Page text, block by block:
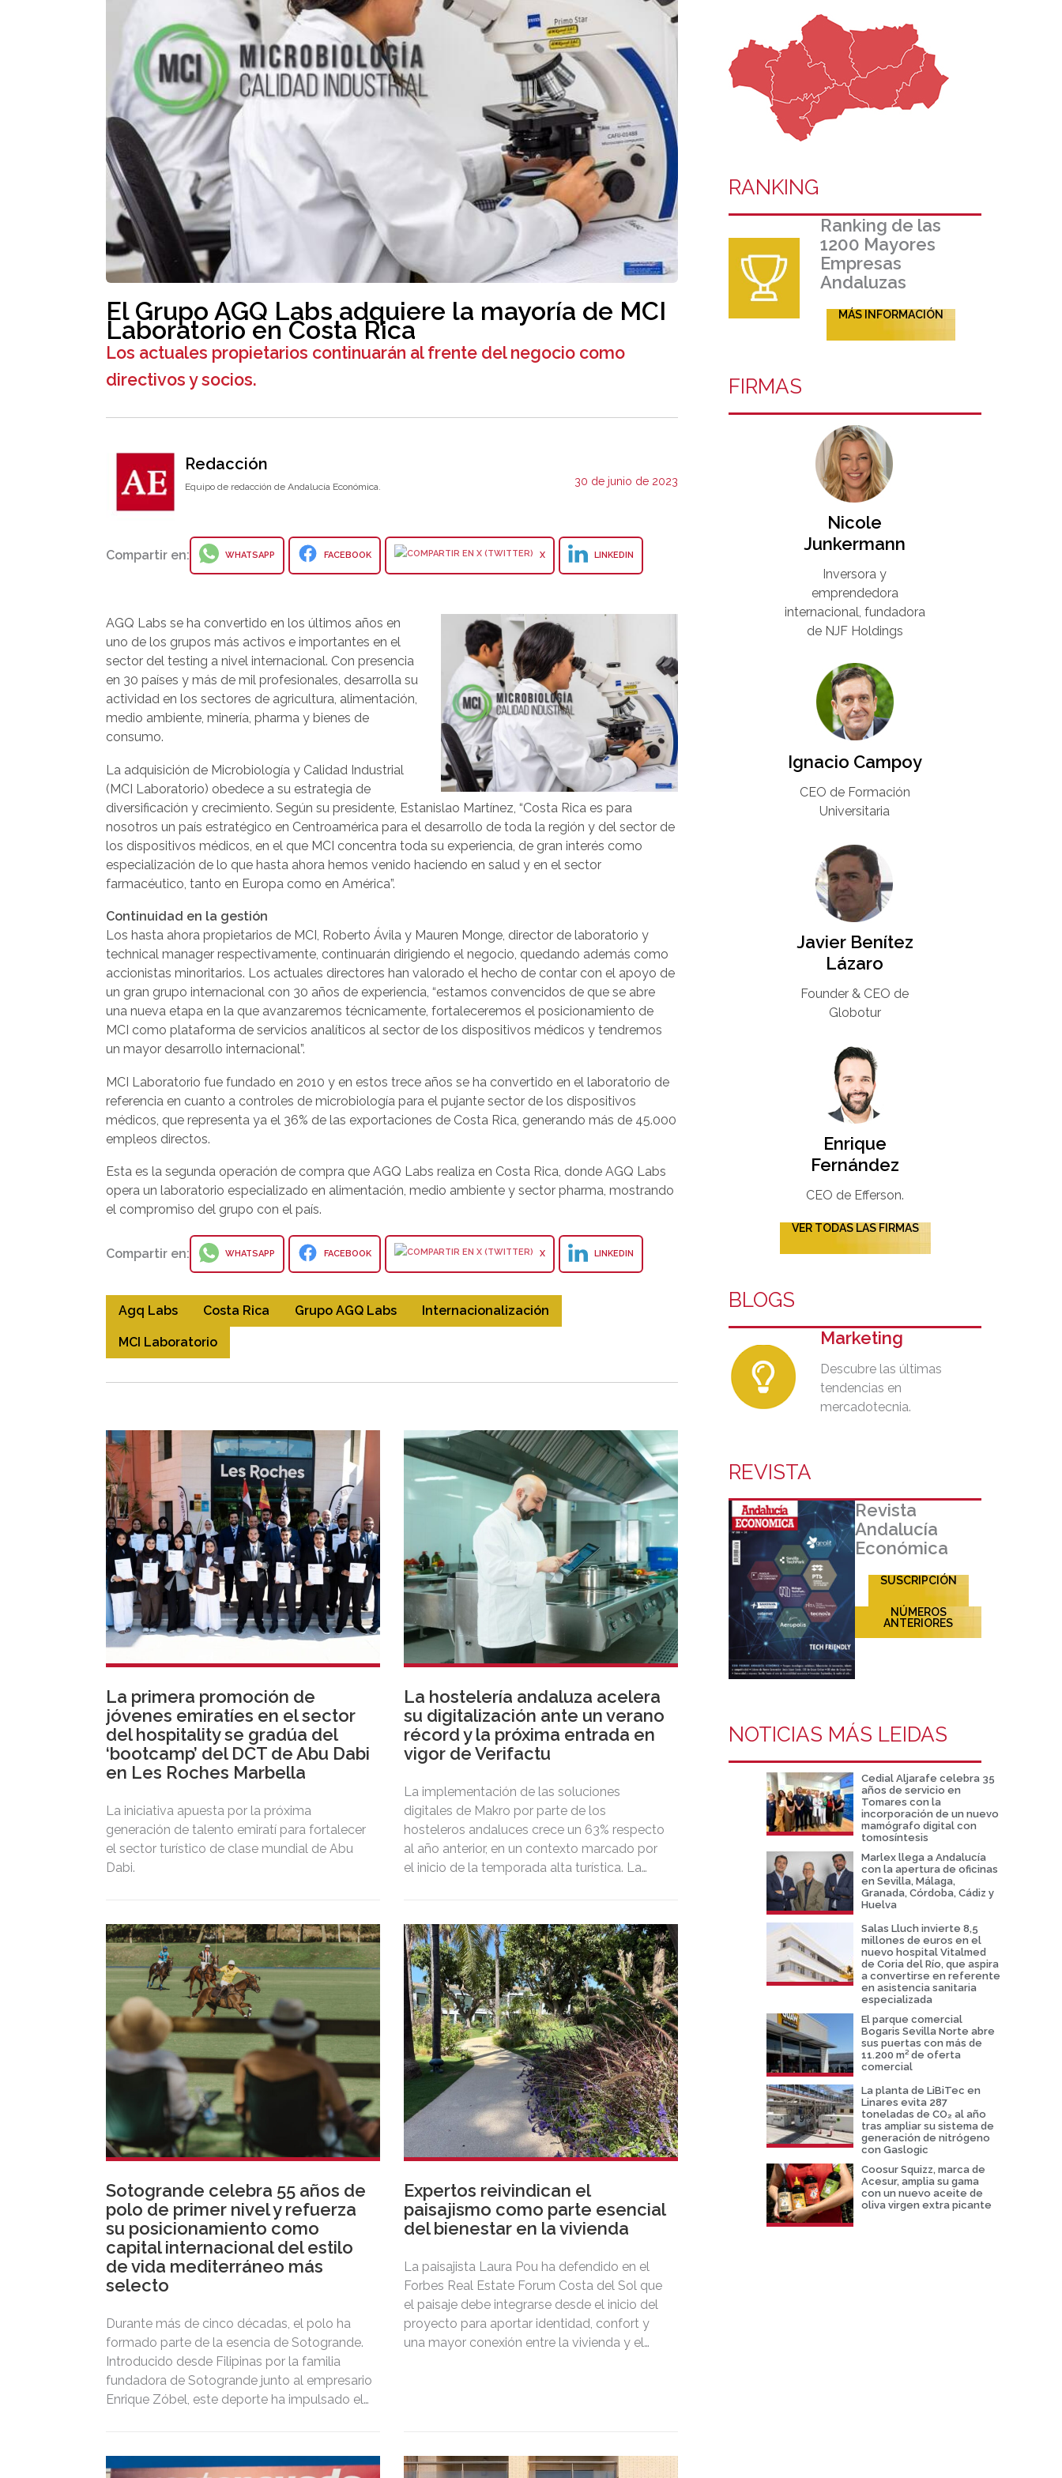
El Grupo AGQ Labs adquiere la mayoría de MCI
Laboratorio en Costa Rica
Los actuales propietarios continuarán al frente del negocio como
directivos y socios.
Redacción
Equipo de redacción de Andalucía Económica. 30 de junio de 2023
Compartir en: WHATSAPP FACEBOOK X LINKEDIN
AGQ Labs se ha convertido en los últimos años en
uno de los grupos más activos e importantes en el
sector del testing a nivel internacional. Con presencia
en 30 países y más de mil profesionales, desarrolla su
actividad en los sectores de agricultura, alimentación,
medio ambiente, minería, pharma y bienes de
consumo.
La adquisición de Microbiología y Calidad Industrial
(MCI Laboratorio) obedece a su estrategia de
diversificación y crecimiento. Según su presidente, Estanislao Martínez, “Costa Rica es para
nosotros un país estratégico en Centroamérica para el desarrollo de toda la región y del sector de
los dispositivos médicos, en el que MCI concentra toda su experiencia, de gran interés como
especialización de lo que hasta ahora hemos venido haciendo en salud y en el sector
farmacéutico, tanto en Europa como en América”.
Continuidad en la gestión
Los hasta ahora propietarios de MCI, Roberto Ávila y Mauren Monge, director de laboratorio y
technical manager respectivamente, continuarán dirigiendo el negocio, quedando además como
accionistas minoritarios. Los actuales directores han valorado el hecho de contar con el apoyo de
un gran grupo internacional con 30 años de experiencia, “estamos convencidos de que se abre
una nueva etapa en la que avanzaremos técnicamente, fortaleceremos el posicionamiento de
MCI como plataforma de servicios analíticos al sector de los dispositivos médicos y tendremos
un mayor desarrollo internacional”.
MCI Laboratorio fue fundado en 2010 y en estos trece años se ha convertido en el laboratorio de
referencia en cuanto a controles de microbiología para el pujante sector de los dispositivos
médicos, que representa ya el 36% de las exportaciones de Costa Rica, generando más de 45.000
empleos directos.
Esta es la segunda operación de compra que AGQ Labs realiza en Costa Rica, donde AGQ Labs
opera un laboratorio especializado en alimentación, medio ambiente y sector pharma, mostrando
el compromiso del grupo con el país.
Compartir en: WHATSAPP FACEBOOK X LINKEDIN
Agq Labs Costa Rica Grupo AGQ Labs Internacionalización
MCI Laboratorio
La primera promoción de
jóvenes emiratíes en el sector
del hospitality se gradúa del
‘bootcamp’ del DCT de Abu Dabi
en Les Roches Marbella
La iniciativa apuesta por la próxima
generación de talento emiratí para fortalecer
el sector turístico de clase mundial de Abu
Dabi.
La hostelería andaluza acelera
su digitalización ante un verano
récord y la próxima entrada en
vigor de Verifactu
La implementación de las soluciones
digitales de Makro por parte de los
hosteleros andaluces crece un 63% respecto
al año anterior, en un contexto marcado por
el inicio de la temporada alta turística. La
multiplicado por tres, mostrando la
preparación del sector ante la normativa que
entrará en vigor en 2027.
Sotogrande celebra 55 años de
polo de primer nivel y refuerza
su posicionamiento como
capital internacional del estilo
de vida mediterráneo más
selecto
Durante más de cinco décadas, el polo ha
formado parte de la esencia de Sotogrande.
Introducido desde Filipinas por la familia
fundadora de Sotogrande junto al empresario
Enrique Zóbel, este deporte ha impulsado el
polo y del estilo de vida mediterráneo,
Expertos reivindican el
paisajismo como parte esencial
del bienestar en la vivienda
La paisajista Laura Pou ha defendido en el
Forbes Real Estate Forum Costa del Sol que
el paisaje debe integrarse desde el inicio del
proyecto para aportar identidad, confort y
una mayor conexión entre la vivienda y el
RANKING
Ranking de las
1200 Mayores
Empresas
Andaluzas
MÁS INFORMACIÓN
FIRMAS
Nicole
Junkermann​
Inversora y
emprendedora
internacional, fundadora
de NJF Holdings
Ignacio Campoy​
CEO de Formación
Universitaria​
Javier Benítez
Lázaro
Founder & CEO de
Globotur​
Enrique
Fernández
CEO de Efferson.
VER TODAS LAS FIRMAS
BLOGS
Marketing
Descubre las últimas
tendencias en
mercadotecnia.
REVISTA
Revista
Andalucía
Económica
SUSCRIPCIÓN
NÚMEROS
ANTERIORES
NOTICIAS MÁS LEIDAS
Cedial Aljarafe celebra 35
años de servicio en
Tomares con la
incorporación de un nuevo
mamógrafo digital con
tomosíntesis
Marlex llega a Andalucía
con la apertura de oficinas
en Sevilla, Málaga,
Granada, Córdoba, Cádiz y
Huelva
Salas Lluch invierte 8,5
millones de euros en el
nuevo hospital Vitalmed
de Coria del Río, que aspira
a convertirse en referente
en asistencia sanitaria
especializada
El parque comercial
Bogaris Sevilla Norte abre
sus puertas con más de
11.200 m² de oferta
comercial
La planta de LiBiTec en
Linares evita 287
toneladas de CO₂ al año
tras ampliar su sistema de
generación de nitrógeno
con Gaslogic
Coosur Squizz, marca de
Acesur, amplia su gama
con un nuevo aceite de
oliva virgen extra picante